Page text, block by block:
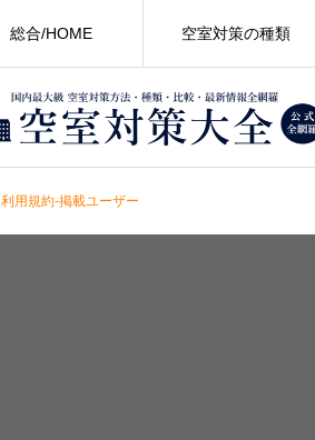
総合/HOME 空室対策の種類
利用規約-掲載ユーザー